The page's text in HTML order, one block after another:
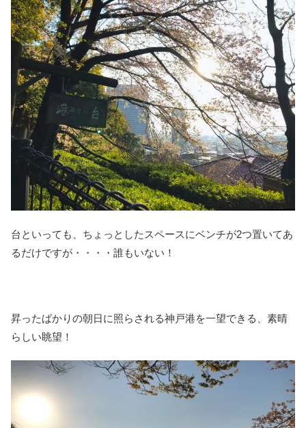
台といっても、ちょっとしたスペースにベンチが2つ置いてあ
るだけですが・・・・誰もいない！
昇ったばかりの朝日に照らされる神戸港を一望できる、素晴
らしい眺望！